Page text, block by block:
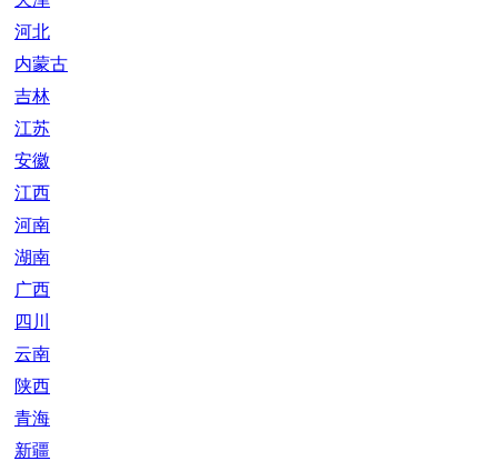
河北
内蒙古
吉林
江苏
安徽
江西
河南
湖南
广西
四川
云南
陕西
青海
新疆